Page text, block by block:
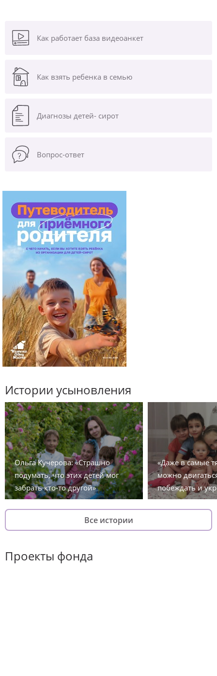
Как работает база видеоанкет
Как взять ребенка в семью
Диагнозы детей- сирот
Вопрос-ответ
Истории усыновления
Ольга Кучерова: «Страшно
подумать, что этих детей мог
забрать кто-то другой»
«Даже в самые
можно
побеждать и
Все истории
Проекты фонда